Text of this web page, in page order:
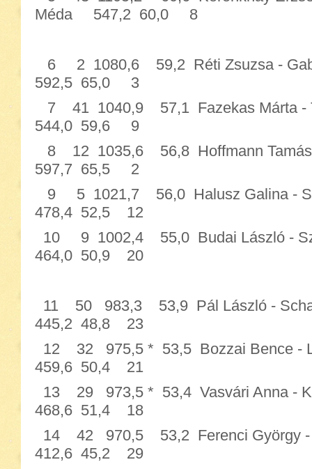
Méda 547,2 60,0 8
6 2 1080,6 59,2 Réti Zsuzsa
592,5 65,0 3
7 41 1040,9 57,1 Fazekas
544,0 59,6 9
8 12 1035,6 56,8 Hoffmann
597,7 65,5 2
9 5 1021,7 56,0 Halusz Galina
478,4 52,5 12
10 9 1002,4 55,0 Budai
464,0 50,9 20
11 50 983,3 53,9 Pál László -
445,2 48,8 23
12 32 975,5 * 53,5 Bozzai
459,6 50,4 21
13 29 973,5 * 53,4 Vasvári
468,6 51,4 18
14 42 970,5 53,2 Ferenci
412,6 45,2 29